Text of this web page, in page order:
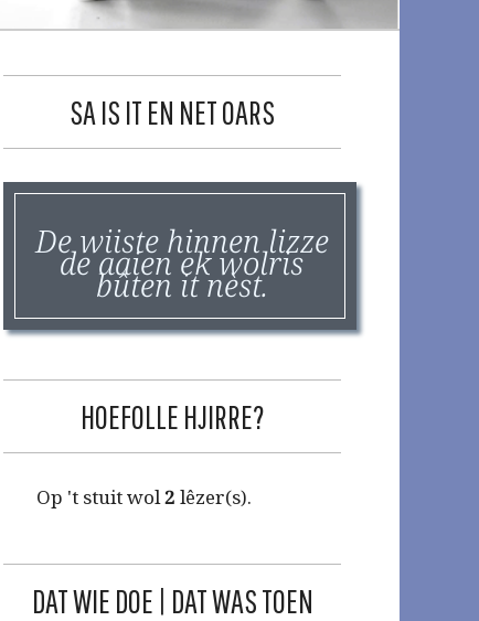
SA IS IT EN NET OARS
De wiiste hinnen lizze
de aaien ek wolris
bûten it nèst.
HOEFOLLE HJIRRE?
Op 't stuit wol 2 lêzer(s).
DAT WIE DOE | DAT WAS TOEN